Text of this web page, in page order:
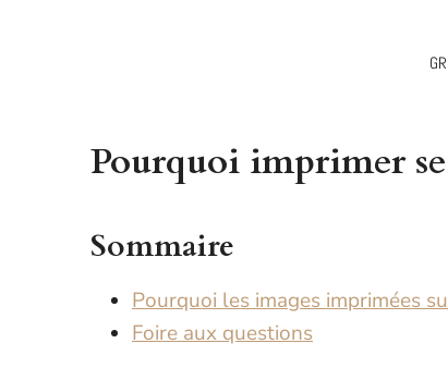
Pourquoi imprimer
Sommaire
Pourquoi les images imprimées
Foire aux questions